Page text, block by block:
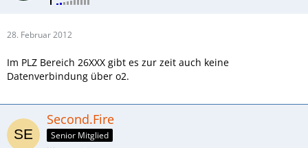
28. Februar 2012
Im PLZ Bereich 26XXX gibt es zur zeit auch keine
Datenverbindung über o2.
Second.Fire
Senior Mitglied